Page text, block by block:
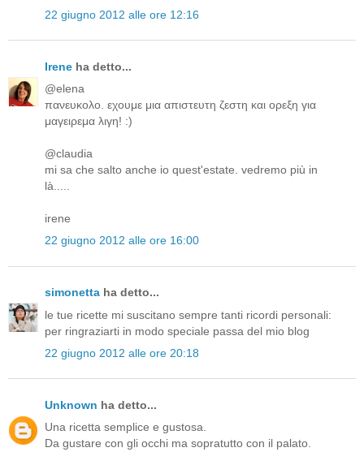
22 giugno 2012 alle ore 12:16
Irene ha detto...
@elena
πανευκολο. εχουμε μια απιστευτη ζεστη και ορεξη για
μαγειρεμα λιγη! :)
@claudia
mi sa che salto anche io quest'estate. vedremo più in
là.....
irene
22 giugno 2012 alle ore 16:00
simonetta ha detto...
le tue ricette mi suscitano sempre tanti ricordi personali:
per ringraziarti in modo speciale passa del mio blog
22 giugno 2012 alle ore 20:18
Unknown ha detto...
Una ricetta semplice e gustosa.
Da gustare con gli occhi ma sopratutto con il palato.